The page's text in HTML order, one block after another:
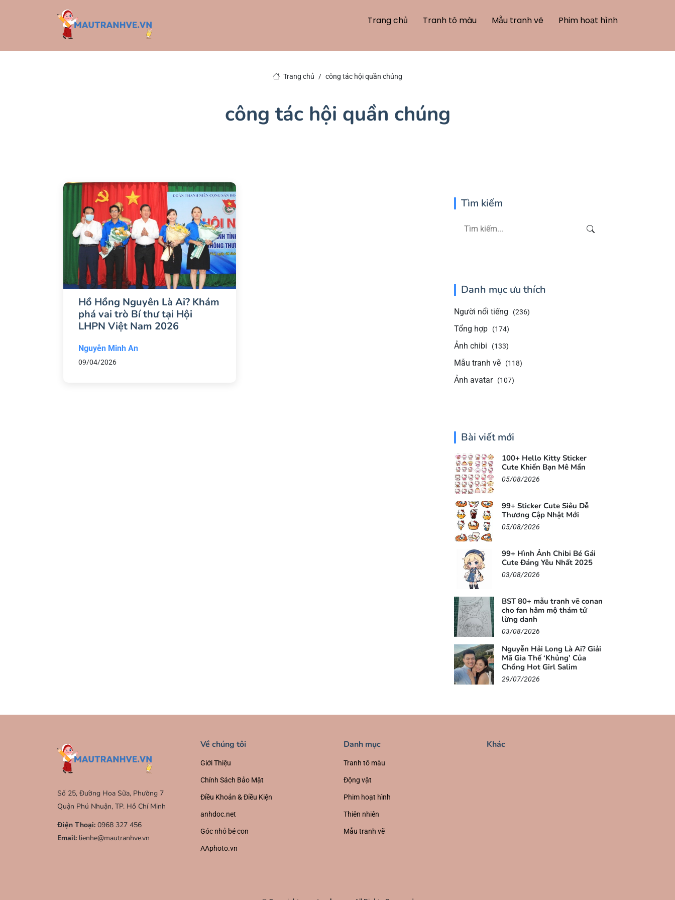
Trang chủ Tranh tô màu Mẫu tranh vẽ Phim hoạt hình
Trang chủ công tác hội quần chúng
công tác hội quần chúng
Hồ Hồng Nguyên Là Ai? Khám
phá vai trò Bí thư tại Hội
LHPN Việt Nam 2026
Nguyễn Minh An
09/04/2026
Tìm kiếm
Danh mục ưu thích
Người nổi tiếng (236)
Tổng hợp (174)
Ảnh chibi (133)
Mẫu tranh vẽ (118)
Ảnh avatar (107)
Bài viết mới
100+ Hello Kitty Sticker
Cute Khiến Bạn Mê Mẩn
05/08/2026
99+ Sticker Cute Siêu Dễ
Thương Cập Nhật Mới
05/08/2026
99+ Hình Ảnh Chibi Bé Gái
Cute Đáng Yêu Nhất 2025
03/08/2026
BST 80+ mẫu tranh vẽ conan
cho fan hâm mộ thám tử
lừng danh
03/08/2026
Nguyễn Hải Long Là Ai? Giải
Mã Gia Thế ‘Khủng’ Của
Chồng Hot Girl Salim
29/07/2026
Số 25, Đường Hoa Sữa, Phường 7
Quận Phú Nhuận, TP. Hồ Chí Minh
Điện Thoại: 0968 327 456
Email: lienhe@mautranhve.vn
Về chúng tôi
Giới Thiệu
Chính Sách Bảo Mật
Điều Khoản & Điều Kiện
anhdoc.net
Góc nhỏ bé con
AAphoto.vn
Danh mục
Tranh tô màu
Động vật
Phim hoạt hình
Thiên nhiên
Mẫu tranh vẽ
Khác